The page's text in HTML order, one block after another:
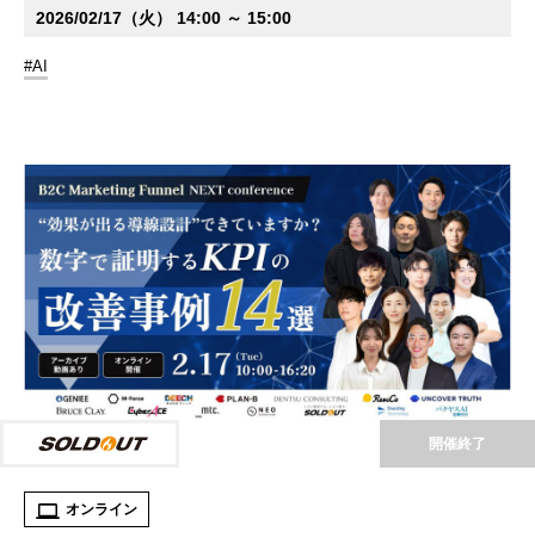
2026/02/17（火） 14:00 ～ 15:00
#AI
開催終了
オンライン